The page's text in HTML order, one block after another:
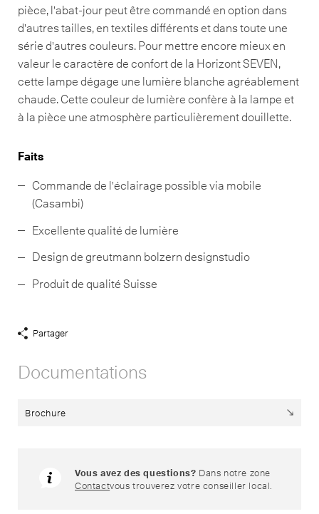
pièce, l'abat-jour peut être commandé en option dans
d'autres tailles, en textiles différents et dans toute une
série d'autres couleurs. Pour mettre encore mieux en
valeur le caractère de confort de la Horizont SEVEN,
cette lampe dégage une lumière blanche agréablement
chaude. Cette couleur de lumière confère à la lampe et
à la pièce une atmosphère particulièrement douillette.
Faits
Commande de l'éclairage possible via mobile
(Casambi)
Excellente qualité de lumière
Design de greutmann bolzern designstudio
Produit de qualité Suisse
Partager
de
Documentations
Brochure
Vous avez des questions? Dans notre zone
Contactvous trouverez votre conseiller local.